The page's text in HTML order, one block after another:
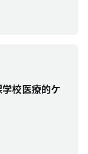
校医療的ケ